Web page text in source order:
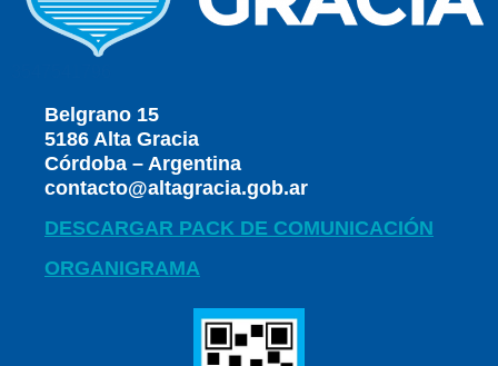
Belgrano 15
5186 Alta Gracia
Córdoba – Argentina
contacto@altagracia.gob.ar
DESCARGAR PACK DE COMUNICACIÓN
ORGANIGRAMA